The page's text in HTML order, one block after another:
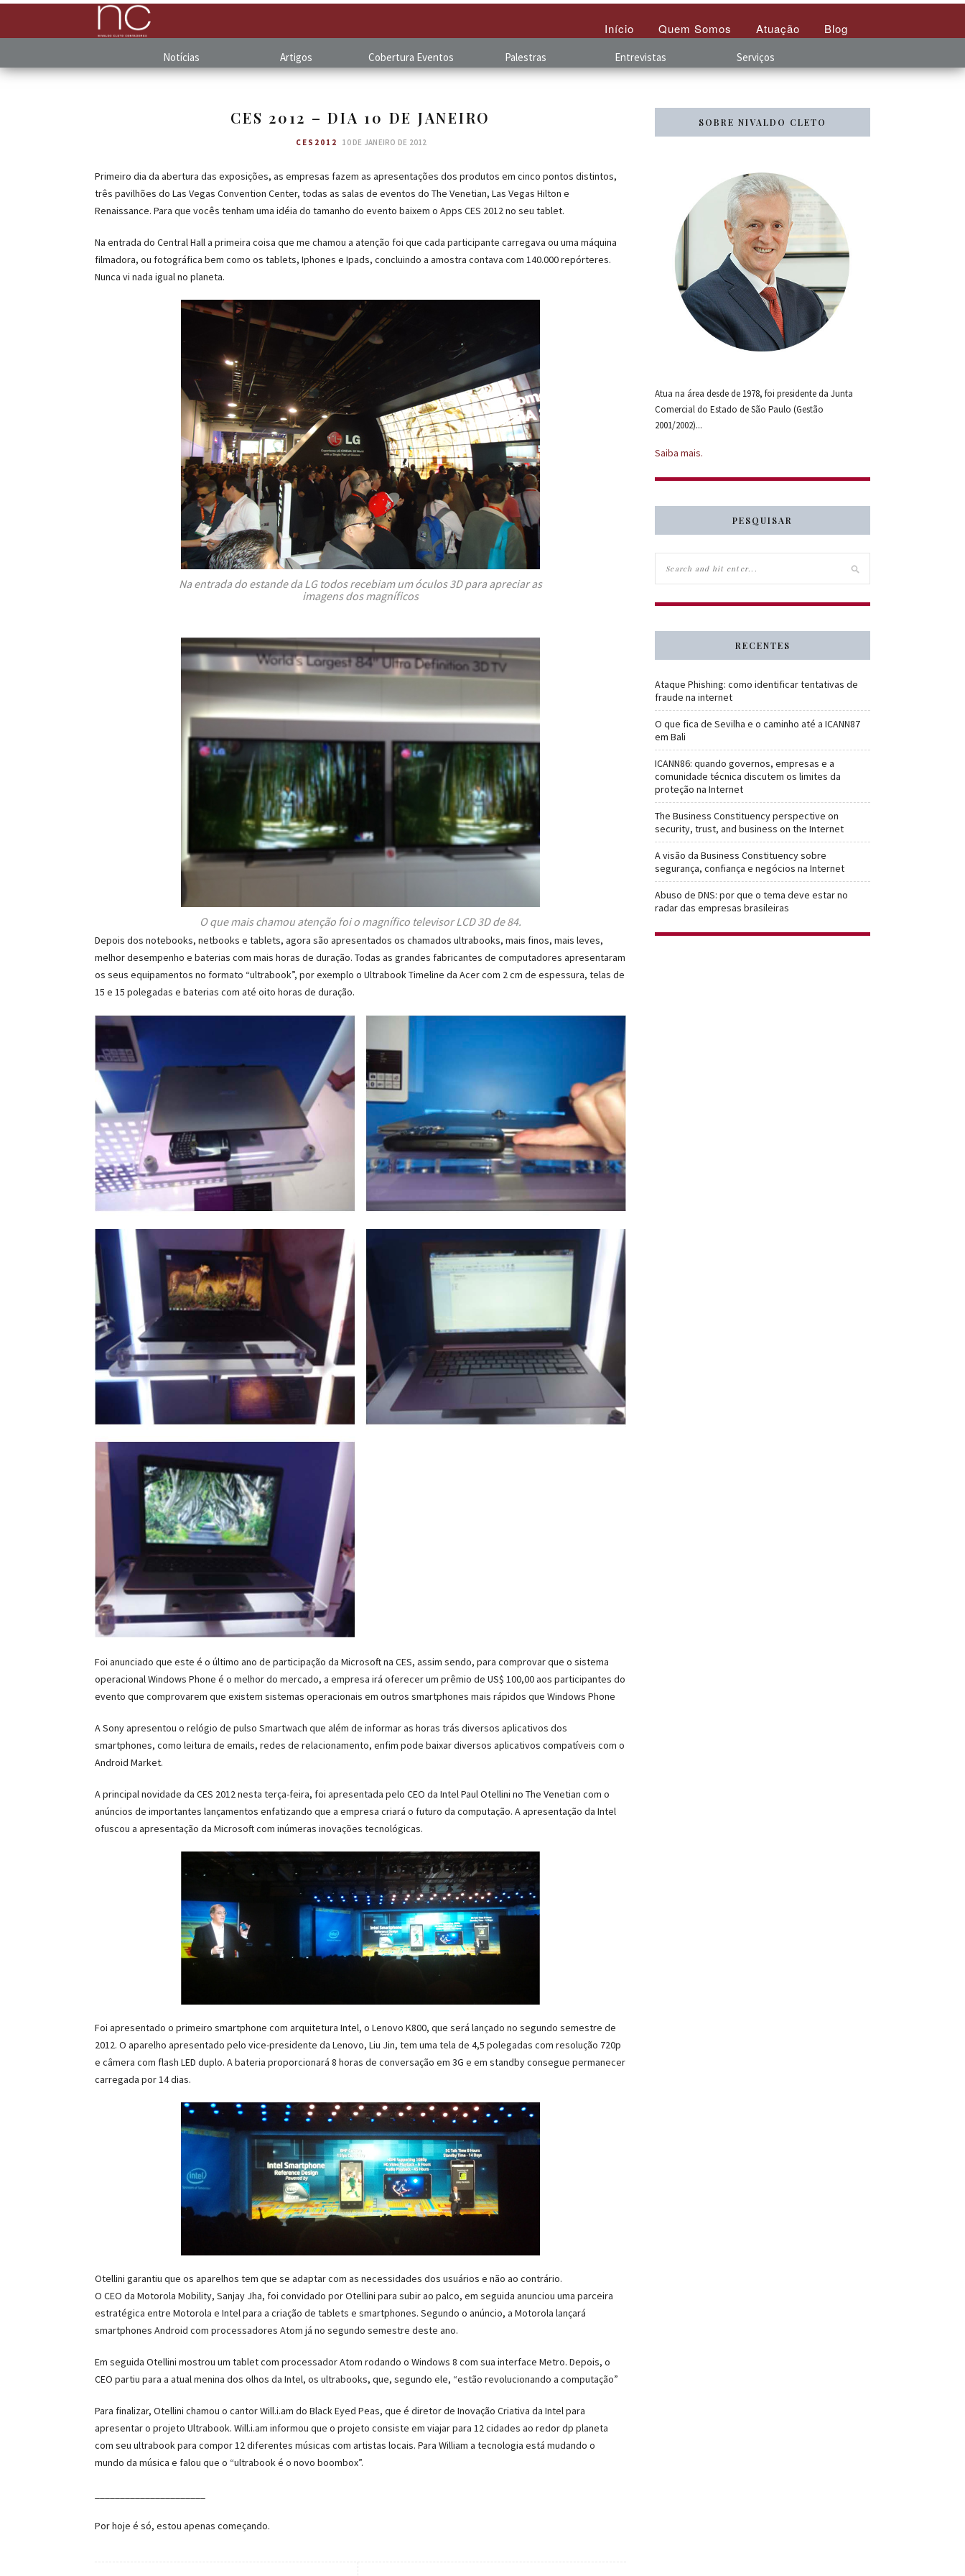
Início Quem Somos Atuação Blog
Notícias Artigos Cobertura Eventos Palestras Entrevistas Serviços
CES 2012 – DIA 10 DE JANEIRO
CES2012 10 DE JANEIRO DE 2012
Primeiro dia da abertura das exposições, as empresas fazem as apresentações dos produtos em cinco pontos distintos,
três pavilhões do Las Vegas Convention Center, todas as salas de eventos do The Venetian, Las Vegas Hilton e
Renaissance. Para que vocês tenham uma idéia do tamanho do evento baixem o Apps CES 2012 no seu tablet.
Na entrada do Central Hall a primeira coisa que me chamou a atenção foi que cada participante carregava ou uma máquina
filmadora, ou fotográfica bem como os tablets, Iphones e Ipads, concluindo a amostra contava com 140.000 repórteres.
Nunca vi nada igual no planeta.
Na entrada do estande da LG todos recebiam um óculos 3D para apreciar as
imagens dos magníficos
O que mais chamou atenção foi o magnífico televisor LCD 3D de 84.
Depois dos notebooks, netbooks e tablets, agora são apresentados os chamados ultrabooks, mais finos, mais leves,
melhor desempenho e baterias com mais horas de duração. Todas as grandes fabricantes de computadores apresentaram
os seus equipamentos no formato “ultrabook”, por exemplo o Ultrabook Timeline da Acer com 2 cm de espessura, telas de
15 e 15 polegadas e baterias com até oito horas de duração.
Foi anunciado que este é o último ano de participação da Microsoft na CES, assim sendo, para comprovar que o sistema
operacional Windows Phone é o melhor do mercado, a empresa irá oferecer um prêmio de US$ 100,00 aos participantes do
evento que comprovarem que existem sistemas operacionais em outros smartphones mais rápidos que Windows Phone
A Sony apresentou o relógio de pulso Smartwach que além de informar as horas trás diversos aplicativos dos
smartphones, como leitura de emails, redes de relacionamento, enfim pode baixar diversos aplicativos compatíveis com o
Android Market.
A principal novidade da CES 2012 nesta terça-feira, foi apresentada pelo CEO da Intel Paul Otellini no The Venetian com o
anúncios de importantes lançamentos enfatizando que a empresa criará o futuro da computação. A apresentação da Intel
ofuscou a apresentação da Microsoft com inúmeras inovações tecnológicas.
Foi apresentado o primeiro smartphone com arquitetura Intel, o Lenovo K800, que será lançado no segundo semestre de
2012. O aparelho apresentado pelo vice-presidente da Lenovo, Liu Jin, tem uma tela de 4,5 polegadas com resolução 720p
e câmera com flash LED duplo. A bateria proporcionará 8 horas de conversação em 3G e em standby consegue permanecer
carregada por 14 dias.
Otellini garantiu que os aparelhos tem que se adaptar com as necessidades dos usuários e não ao contrário.
O CEO da Motorola Mobility, Sanjay Jha, foi convidado por Otellini para subir ao palco, em seguida anunciou uma parceira
estratégica entre Motorola e Intel para a criação de tablets e smartphones. Segundo o anúncio, a Motorola lançará
smartphones Android com processadores Atom já no segundo semestre deste ano.
Em seguida Otellini mostrou um tablet com processador Atom rodando o Windows 8 com sua interface Metro. Depois, o
CEO partiu para a atual menina dos olhos da Intel, os ultrabooks, que, segundo ele, “estão revolucionando a computação”
Para finalizar, Otellini chamou o cantor Will.i.am do Black Eyed Peas, que é diretor de Inovação Criativa da Intel para
apresentar o projeto Ultrabook. Will.i.am informou que o projeto consiste em viajar para 12 cidades ao redor dp planeta
com seu ultrabook para compor 12 diferentes músicas com artistas locais. Para William a tecnologia está mudando o
mundo da música e falou que o “ultrabook é o novo boombox”.
Por hoje é só, estou apenas começando.
SOBRE NIVALDO CLETO
Atua na área desde de 1978, foi presidente da Junta
Comercial do Estado de São Paulo (Gestão
2001/2002)...
Saiba mais.
PESQUISAR
RECENTES
Ataque Phishing: como identificar tentativas de
fraude na internet
O que fica de Sevilha e o caminho até a ICANN87
em Bali
ICANN86: quando governos, empresas e a
comunidade técnica discutem os limites da
proteção na Internet
The Business Constituency perspective on
security, trust, and business on the Internet
A visão da Business Constituency sobre
segurança, confiança e negócios na Internet
Abuso de DNS: por que o tema deve estar no
radar das empresas brasileiras